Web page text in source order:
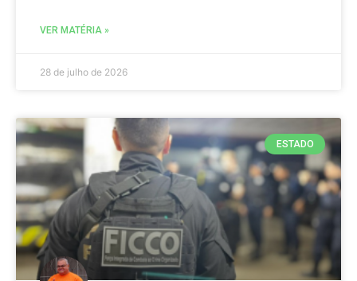
VER MATÉRIA »
28 de julho de 2026
ESTADO